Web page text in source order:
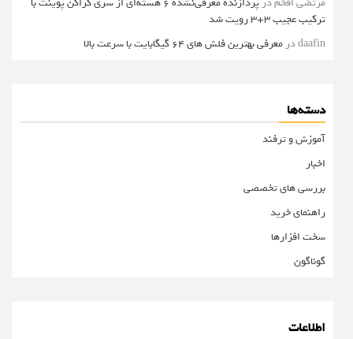
ترکیب عجیب 3+3 رویت شد
daafinدر معرفی بهترین فلش های 64 گیگابایت با سرعت بالا
دسته‌ها
آموزش و ترفند
اخبار
بررسی های تخصصی
راهنمای خرید
سخت افزارها
گوناگون
اطلاعات